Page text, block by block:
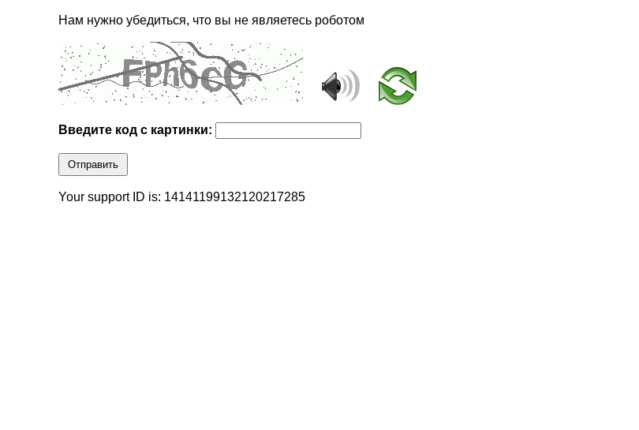
Нам нужно убедиться, что вы не являетесь роботом
Введите код с картинки:
Отправить
Your support ID is: 14141199132120217285